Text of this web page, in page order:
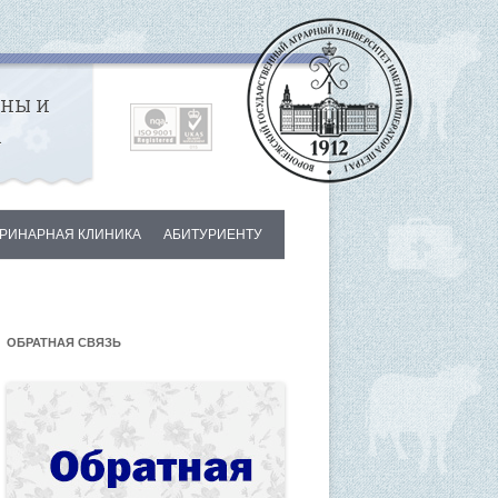
И
КЛИНИКА
КЛИНИКИ
АБИТУРИЕНТУ
ОБРАТНАЯ СВЯЗЬ